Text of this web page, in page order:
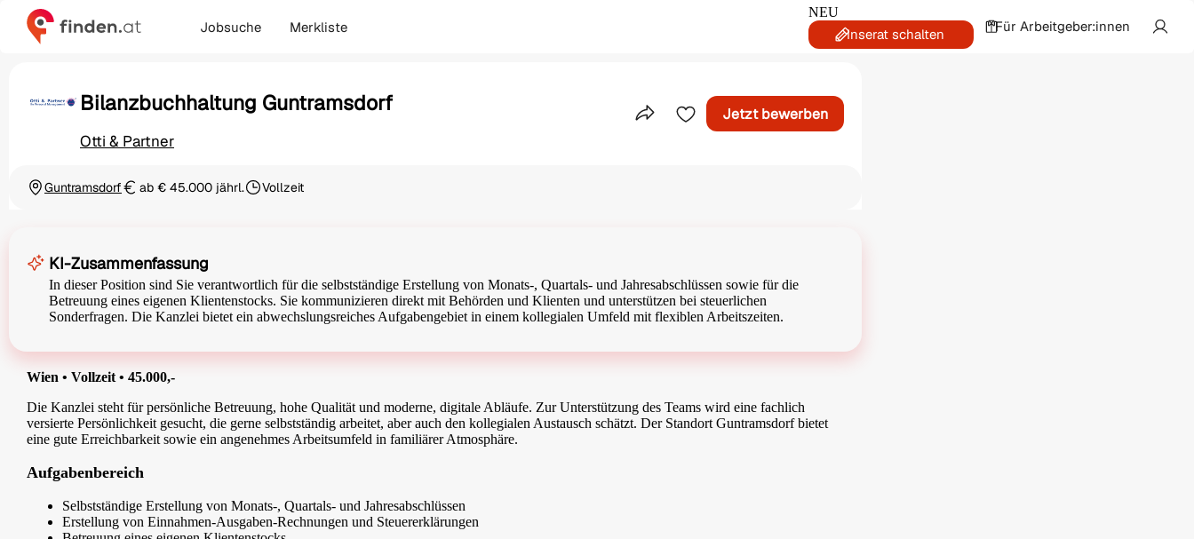
Jobsuche Merkliste
NEU
Inserat schalten Für Arbeitgeber:innen
Bilanzbuchhaltung Guntramsdorf
Otti & Partner
Teile dieses Inserat
Jetzt bewerben
Ortschaft
GuntramsdorfGehaltab € 45.000 jährl.Beschäftigungsart
Vollzeit
KI-Zusammenfassung
In dieser Position sind Sie verantwortlich für die selbstständige Erstellung von Monats-, Quartals- und Jahresabschlüssen sowie für die
Betreuung eines eigenen Klientenstocks. Sie kommunizieren direkt mit Behörden und Klienten und unterstützen bei steuerlichen
Sonderfragen. Die Kanzlei bietet ein abwechslungsreiches Aufgabengebiet in einem kollegialen Umfeld mit flexiblen Arbeitszeiten.
Wien • Vollzeit • 45.000,-
Die Kanzlei steht für persönliche Betreuung, hohe Qualität und moderne, digitale Abläufe. Zur Unterstützung des Teams wird eine fachlich
versierte Persönlichkeit gesucht, die gerne selbstständig arbeitet, aber auch den kollegialen Austausch schätzt. Der Standort Guntramsdorf bietet
eine gute Erreichbarkeit sowie ein angenehmes Arbeitsumfeld in familiärer Atmosphäre.
Aufgabenbereich
Selbstständige Erstellung von Monats-, Quartals- und Jahresabschlüssen
Erstellung von Einnahmen-Ausgaben-Rechnungen und Steuererklärungen